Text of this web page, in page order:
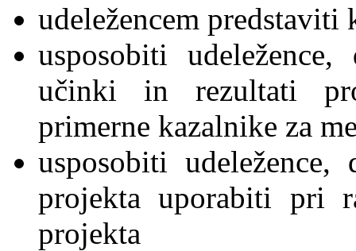
udeležencem predstaviti
usposobiti
učinki in rezultati
primerne kazalnike za
usposobiti
projekta uporabiti pri
projekta